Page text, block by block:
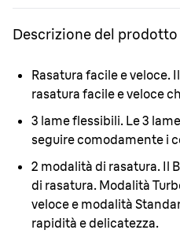
Descrizione del prodotto
Rasatura facile e veloce.
rasatura facile e veloce
3 lame flessibili. Le 3
seguire comodamente i
2 modalità di rasatura. Il
di rasatura. Modalità
veloce e modalità
rapidità e delicatezza.